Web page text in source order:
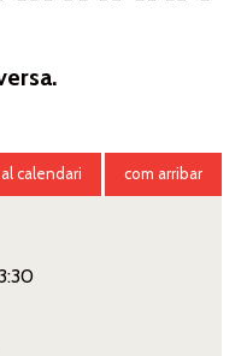
calendari com arribar